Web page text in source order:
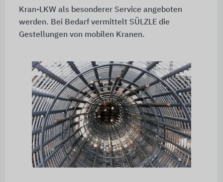
Kran-LKW als besonderer Service angeboten
werden. Bei Bedarf vermittelt SÜLZLE die
Gestellungen von mobilen Kranen.